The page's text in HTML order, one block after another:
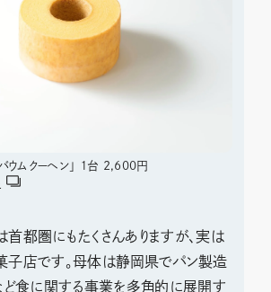
ウムクーヘン」 １台 2,600円
都圏にもたくさんありますが、実は
子店です。母体は静岡県でパン製造
ど食に関する事業を多角的に展開す